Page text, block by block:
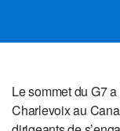
Le sommet du G7
Charlevoix au